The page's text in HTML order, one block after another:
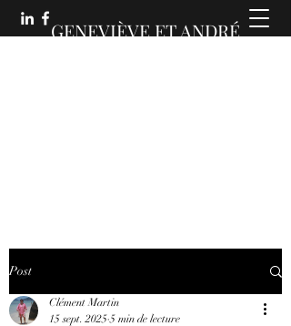
GENEVIÈVE ET ANDRÉ
Post
Clément Martin
15 sept. 2025 5 min de lecture